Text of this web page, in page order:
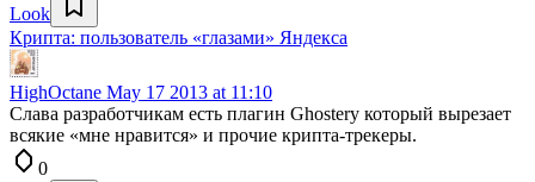
Look
Крипта: пользователь «глазами» Яндекса
HighOctane May 17 2013 at 11:10
Слава разработчикам есть плагин Ghostery который вырезает
всякие «мне нравится» и прочие крипта-трекеры.
0